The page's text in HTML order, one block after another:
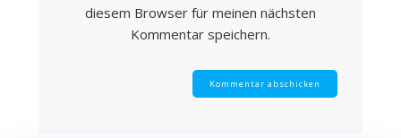
diesem Browser für meinen nächsten
Kommentar speichern.